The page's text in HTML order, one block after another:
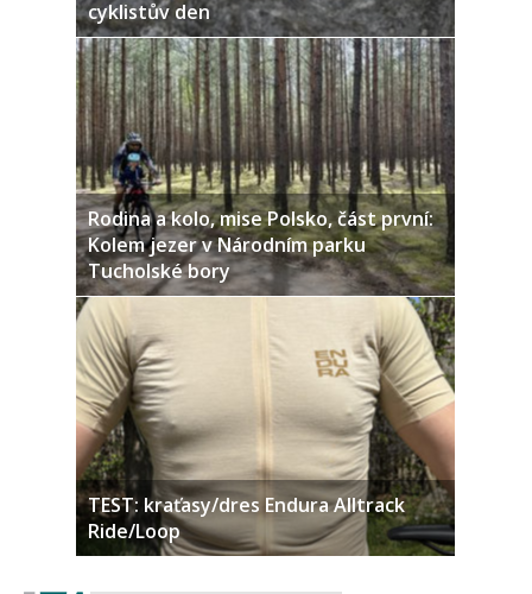
cyklistův den
Rodina a kolo, mise Polsko, část první:
Kolem jezer v Národním parku
Tucholské bory
TEST: kraťasy/dres Endura Alltrack
Ride/Loop